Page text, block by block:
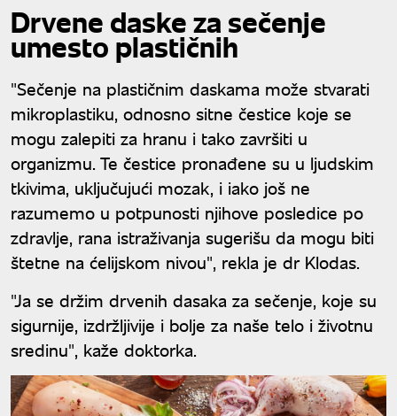
Drvene daske za sečenje
umesto plastičnih
"Sečenje na plastičnim daskama može stvarati
mikroplastiku, odnosno sitne čestice koje se
mogu zalepiti za hranu i tako završiti u
organizmu. Te čestice pronađene su u ljudskim
tkivima, uključujući mozak, i iako još ne
razumemo u potpunosti njihove posledice po
zdravlje, rana istraživanja sugerišu da mogu biti
štetne na ćelijskom nivou", rekla je dr Klodas.
"Ja se držim drvenih dasaka za sečenje, koje su
sigurnije, izdržljivije i bolje za naše telo i životnu
sredinu", kaže doktorka.